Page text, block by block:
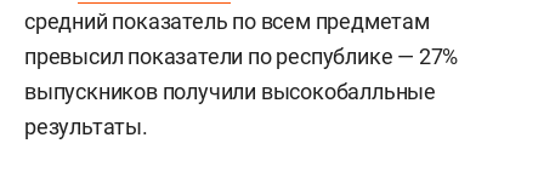
средний показатель по всем предметам
превысил показатели по республике — 27%
выпускников получили высокобалльные
результаты.